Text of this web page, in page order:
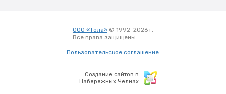
ООО «Тола»© 1992-2026 г.
Все права защищены.
Пользовательское соглашение
Создание сайтов в
Набережных Челнах